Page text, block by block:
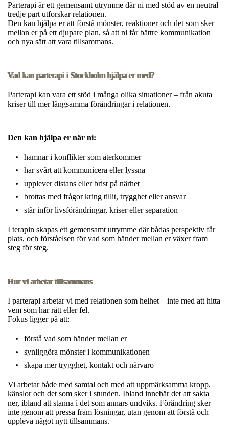
Parterapi är ett gemensamt utrymme där ni med stöd av en neutral
tredje part utforskar relationen.
Den kan hjälpa er att förstå mönster, reaktioner och det som sker
mellan er på ett djupare plan, så att ni får bättre kommunikation
och nya sätt att vara tillsammans.
Vad kan parterapi i Stockholm hjälpa er med?
Parterapi kan vara ett stöd i många olika situationer – från akuta
kriser till mer långsamma förändringar i relationen.​
Den kan hjälpa er när ni:
hamnar i konflikter som återkommer
har svårt att kommunicera eller lyssna
upplever distans eller brist på närhet
brottas med frågor kring tillit, trygghet eller ansvar
står inför livsförändringar, kriser eller separation
I terapin skapas ett gemensamt utrymme där bådas perspektiv får
plats, och förståelsen för vad som händer mellan er växer fram
steg för steg.​
Hur vi arbetar tillsammans
I parterapi arbetar vi med relationen som helhet – inte med att hitta
vem som har rätt eller fel.
Fokus ligger på att:
förstå vad som händer mellan er
synliggöra mönster i kommunikationen
skapa mer trygghet, kontakt och närvaro
Vi arbetar både med samtal och med att uppmärksamma kropp,
känslor och det som sker i stunden. Ibland innebär det att sakta
ner, ibland att stanna i det som annars undviks. Förändring sker
inte genom att pressa fram lösningar, utan genom att förstå och
uppleva något nytt tillsammans.